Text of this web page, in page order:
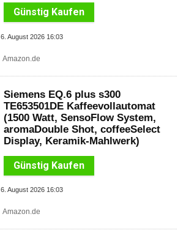
Günstig Kaufen
6. August 2026 16:03
Amazon.de
Siemens EQ.6 plus s300
TE653501DE Kaffeevollautomat
(1500 Watt, SensoFlow System,
aromaDouble Shot, coffeeSelect
Display, Keramik-Mahlwerk)
Günstig Kaufen
6. August 2026 16:03
Amazon.de